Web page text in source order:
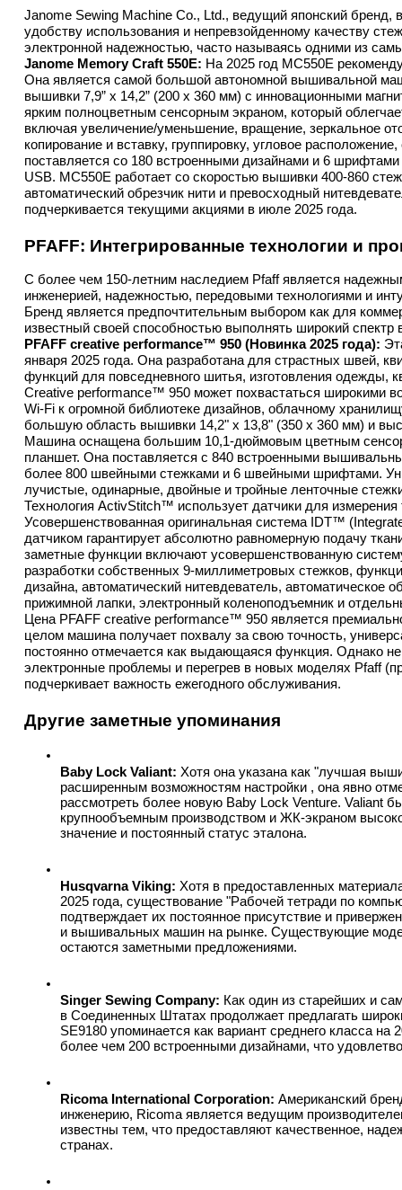
Janome Sewing Machine Co., Ltd., ведущий японский бренд,
удобству использования и непревзойденному качеству
электронной надежностью, часто называясь одними из
Janome Memory Craft 550E: На 2025 год MC550E
Она является самой большой автономной вышивальной
вышивки 7,9” x 14,2” (200 x 360 мм) с инновационными
ярким полноцветным сенсорным экраном, который
включая увеличение/уменьшение, вращение, зеркальное
копирование и вставку, группировку, угловое
поставляется со 180 встроенными дизайнами и 6
USB. MC550E работает со скоростью вышивки 400-860
автоматический обрезчик нити и превосходный
подчеркивается текущими акциями в июле 2025 года.
PFAFF: Интегрированные технологии и
С более чем 150-летним наследием Pfaff является
инженерией, надежностью, передовыми технологиями и
Бренд является предпочтительным выбором как для
известный своей способностью выполнять широкий
PFAFF creative performance™ 950 (Новинка 2025 года):
января 2025 года. Она разработана для страстных швей,
функций для повседневного шитья, изготовления одежды,
Creative performance™ 950 может похвастаться широкими
Wi-Fi к огромной библиотеке дизайнов, облачному
большую область вышивки 14,2" x 13,8" (350 x 360 мм) и
Машина оснащена большим 10,1-дюймовым цветным
планшет. Она поставляется с 840 встроенными
более 800 швейными стежками и 6 швейными шрифтами.
лучистые, одинарные, двойные и тройные ленточные
Технология ActivStitch™ использует датчики для
Усовершенствованная оригинальная система IDT™
датчиком гарантирует абсолютно равномерную подачу
заметные функции включают усовершенствованную
разработки собственных 9-миллиметровых стежков,
дизайна, автоматический нитевдеватель, автоматическое
прижимной лапки, электронный коленоподъемник и
Цена PFAFF creative performance™ 950 является
целом машина получает похвалу за свою точность,
постоянно отмечается как выдающаяся функция. Однако
электронные проблемы и перегрев в новых моделях Pfaff
подчеркивает важность ежегодного обслуживания.
Другие заметные упоминания
Baby Lock Valiant: Хотя она указана как "лучшая
расширенным возможностям настройки , она явно
рассмотреть более новую Baby Lock Venture. Valiant
крупнообъемным производством и ЖК-экраном
значение и постоянный статус эталона.
Husqvarna Viking: Хотя в предоставленных
2025 года, существование "Рабочей тетради по
подтверждает их постоянное присутствие и
и вышивальных машин на рынке. Существующие
остаются заметными предложениями.
Singer Sewing Company: Как один из старейших и
в Соединенных Штатах продолжает предлагать
SE9180 упоминается как вариант среднего класса
более чем 200 встроенными дизайнами, что
Ricoma International Corporation: Американский
инженерию, Ricoma является ведущим
известны тем, что предоставляют качественное,
странах.